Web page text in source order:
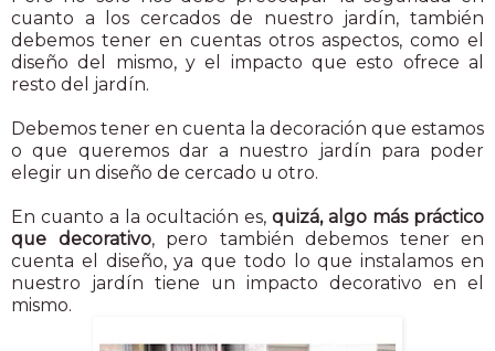
cuanto a los cercados de nuestro jardín, también
debemos tener en cuentas otros aspectos, como el
diseño del mismo, y el impacto que esto ofrece al
resto del jardín.
Debemos tener en cuenta la decoración que estamos
o que queremos dar a nuestro jardín para poder
elegir un diseño de cercado u otro.
En cuanto a la ocultación es, quizá, algo más práctico
que decorativo, pero también debemos tener en
cuenta el diseño, ya que todo lo que instalamos en
nuestro jardín tiene un impacto decorativo en el
mismo.